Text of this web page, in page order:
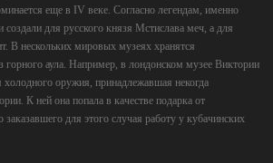
еще в IV веке. Согласно легендам, именно
создали для русского князя Мстислава меч, а для
В нескольких мировых музеях хранятся
горного аула. Например, в лондонском музее Виктории
холодного оружия, принадлежавшая некогда
К ней она попала в качестве подарка от
для этого случая работу у кубачинских